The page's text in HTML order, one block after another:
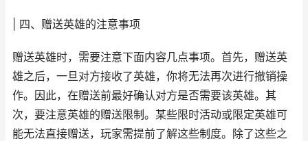
| 四、赠送英雄的注意事项
赠送英雄时，需要注意下面内容几点事项。首先，赠送英
雄之后，一旦对方接收了英雄，你将无法再次进行撤销操
作。因此，在赠送前最好确认对方是否需要该英雄。其
次，要注意英雄的赠送限制。某些限时活动或限定英雄可
能无法直接赠送，玩家需提前了解这些制度。除了这些之